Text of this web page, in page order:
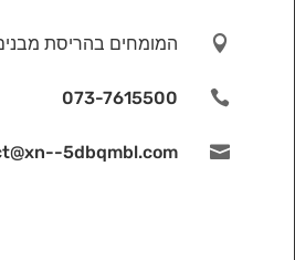
 המומחים בהריסת

073-7615500

5dbqmbl.com